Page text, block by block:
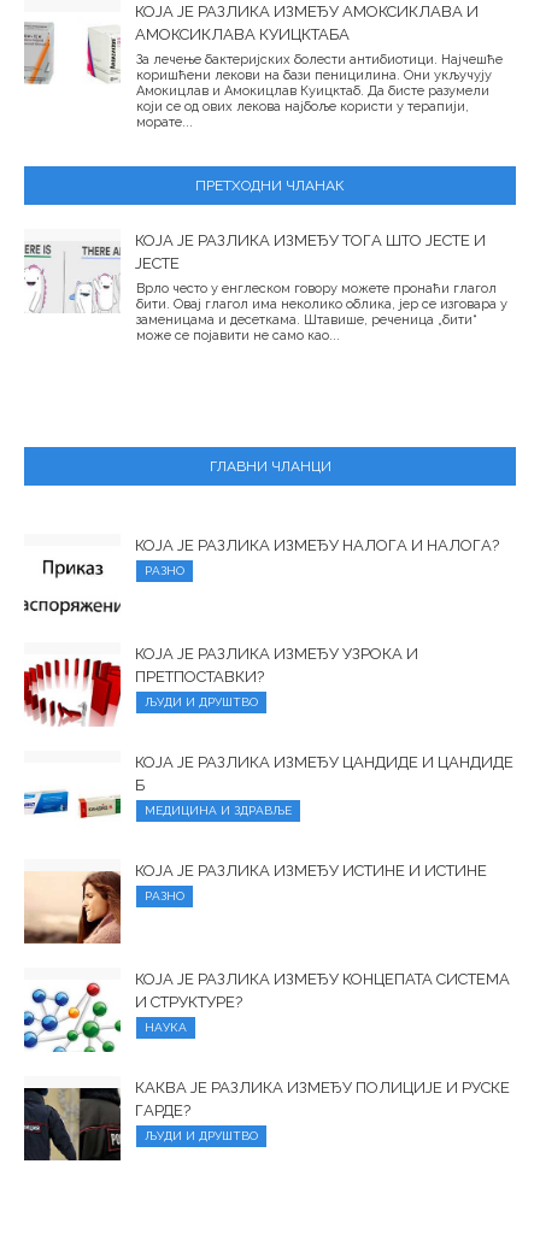
КОЈА ЈЕ РАЗЛИКА ИЗМЕЂУ АМОКСИКЛАВА И
АМОКСИКЛАВА КУИЦКТАБА
За лечење бактеријских болести антибиотици. Најчешће
коришћени лекови на бази пеницилина. Они укључују
Амокицлав и Амокицлав Куицктаб. Да бисте разумели
који се од ових лекова најбоље користи у терапији,
морате...
ПРЕТХОДНИ ЧЛАНАК
КОЈА ЈЕ РАЗЛИКА ИЗМЕЂУ ТОГА ШТО ЈЕСТЕ И
ЈЕСТЕ
Врло често у енглеском говору можете пронаћи глагол
бити. Овај глагол има неколико облика, јер се изговара у
заменицама и десеткама. Штавише, реченица „бити“
може се појавити не само као...
ГЛАВНИ ЧЛАНЦИ
КОЈА ЈЕ РАЗЛИКА ИЗМЕЂУ НАЛОГА И НАЛОГА?
РАЗНО
КОЈА ЈЕ РАЗЛИКА ИЗМЕЂУ УЗРОКА И
ПРЕТПОСТАВКИ?
ЉУДИ И ДРУШТВО
КОЈА ЈЕ РАЗЛИКА ИЗМЕЂУ ЦАНДИДЕ И ЦАНДИДЕ
Б
МЕДИЦИНА И ЗДРАВЉЕ
КОЈА ЈЕ РАЗЛИКА ИЗМЕЂУ ИСТИНЕ И ИСТИНЕ
РАЗНО
КОЈА ЈЕ РАЗЛИКА ИЗМЕЂУ КОНЦЕПАТА СИСТЕМА
И СТРУКТУРЕ?
НАУКА
КАКВА ЈЕ РАЗЛИКА ИЗМЕЂУ ПОЛИЦИЈЕ И РУСКЕ
ГАРДЕ?
ЉУДИ И ДРУШТВО